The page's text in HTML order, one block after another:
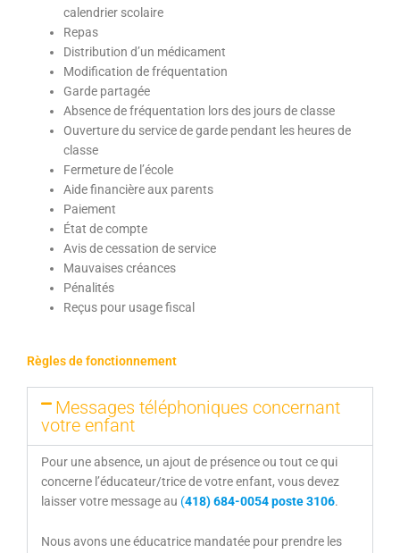
calendrier scolaire
Repas
Distribution d’un médicament
Modification de fréquentation
Garde partagée
Absence de fréquentation lors des jours de classe
Ouverture du service de garde pendant les heures de
classe
Fermeture de l’école
Aide financière aux parents
Paiement
État de compte
Avis de cessation de service
Mauvaises créances
Pénalités
Reçus pour usage fiscal
Règles de fonctionnement
Messages téléphoniques concernant
votre enfant
Pour une absence, un ajout de présence ou tout ce qui
concerne l’éducateur/trice de votre enfant, vous devez
laisser votre message au (418) 684-0054poste 3106.
Nous avons une éducatrice mandatée pour prendre les